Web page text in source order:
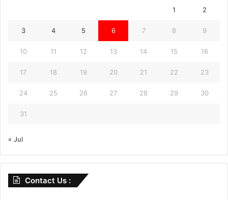
1 2
3 4 5 6 7 8 9
10 11 12 13 14 15 16
17 18 19 20 21 22 23
24 25 26 27 28 29 30
31
« Jul
Contact Us :